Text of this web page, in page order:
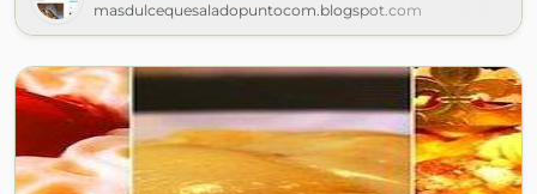
masdulcequesaladopuntocom.blogspot.com